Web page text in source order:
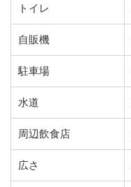
トイレ
自販機
駐車場
水道
周辺飲食店
広さ